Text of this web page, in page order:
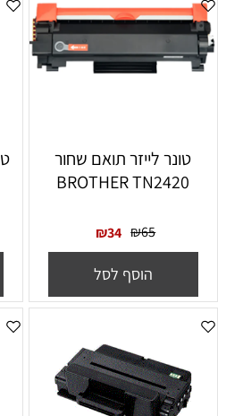
טונר לייזר תואם שחור
BROTHER TN2420
₪65
₪34
הוסף לסל